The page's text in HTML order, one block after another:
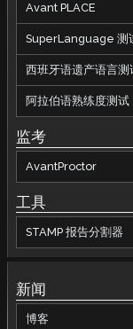
Avant PLACE
SuperLanguage 测
西班牙语遗产语言测
阿拉伯语熟练度测试
监考
AvantProctor
工具
STAMP 报告分割器
新闻
博客